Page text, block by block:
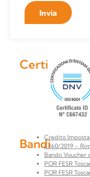
Invia
Certificazioni
BandiCredito Imposta
L.160/2019 –
Bando Voucher
POR FESR
POR FESR